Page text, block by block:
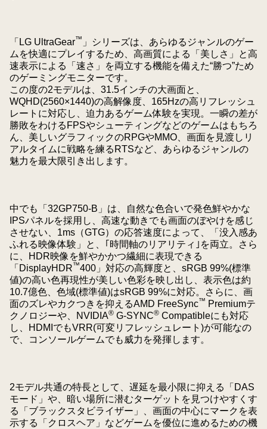
「LG UltraGear™ 」シリーズは、あらゆるジャンルのゲー
ムを快適にプレイするため、高画質による「美しさ」と高
速表示による「速さ」を両立する機能を備えた“勝つ”ため
のゲーミングモニターです。
この度の2モデルは、31.5インチの大画面と、
WQHD(2560×1440)の高解像度、165Hzの高リフレッシュ
レートに対応し、迫力あるゲーム体験を実現。一瞬の差が
勝敗をわけるFPSやシューティングなどのゲームはもちろ
ん、美しいグラフィックのRPGやMMO、画面を見渡しリ
アルタイムに戦略を練るRTSなど、あらゆるジャンルの
魅力を最大限引き出します。
中でも「32GP750-B」は、自然な色合いで発色鮮やかな
IPSパネルを採用し、高速な動きでも画面のぼやけを感じ
させない、1ms（GTG）の応答速度によって、「没入感あ
ふれる映像体験」と、｢時間軸のリアリティ｣を両立。さら
に、HDR映像を鮮やかかつ繊細に表現できる
「DisplayHDR™400」対応の高輝度と、sRGB 99%(標準
値)の高い色再現性が美しい色彩を映し出し、表示色は約
10.7億色、色域(標準値)はsRGB 99%に対応。さらに、画
面のズレやカクつきを抑えるAMD FreeSync™ Premiumテ
クノロジーや、NVIDIA® G-SYNC® Compatibleにも対応
し、HDMIでもVRR(可変リフレッシュレート)が可能なの
で、コンソールゲームでも威力を発揮します。
2モデル共通の特長として、遅延を最小限に抑える「DAS
モード」や、暗い場所に潜むターゲットを見つけやすくす
る「ブラックスタビライザー」、画面の中心にマークを表
示する「クロスヘア」などゲームを優位に進めるための機